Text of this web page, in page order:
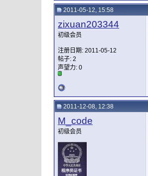
2011-05-12, 15:58
zixuan203344
初级会员
注册日期: 2011-05-12
帖子: 2
声望力: 0
2011-12-08, 12:38
M_code
初级会员